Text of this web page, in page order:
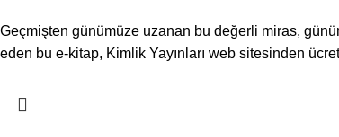
Geçmişten günümüze uzanan bu değerli miras,
eden bu e-kitap, Kimlik Yayınları web sitesinden